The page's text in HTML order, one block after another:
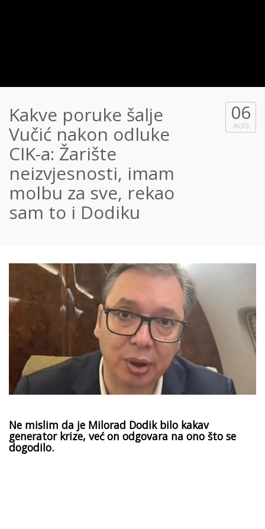
Kakve poruke šalje
Vučić nakon odluke
CIK-a: Žarište
neizvjesnosti, imam
molbu za sve, rekao
sam to i Dodiku
06
AUG
Ne mislim da je Milorad Dodik bilo kakav
generator krize, već on odgovara na ono što se
dogodilo.